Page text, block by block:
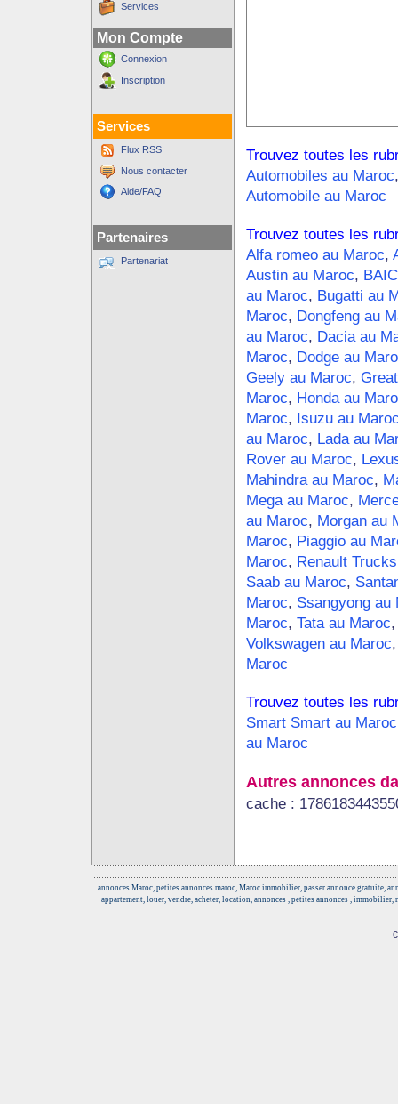
Services
Mon Compte
Connexion
Inscription
Services
Flux RSS
Nous contacter
Aide/FAQ
Partenaires
Partenariat
Trouvez toutes les
Automobiles au Maroc
Automobile au Maroc
Trouvez toutes les
Alfa romeo au Maroc,
Austin au Maroc,
au Maroc, Bugatti au
Maroc, Dongfeng au
au Maroc, Dacia au
Maroc, Dodge au
Geely au Maroc,
Maroc, Honda au
Maroc, Isuzu au
au Maroc, Lada au
Rover au Maroc,
Mahindra au Maroc,
Mega au Maroc,
au Maroc, Morgan au
Maroc, Piaggio au
Maroc, Renault
Saab au Maroc,
Maroc, Ssangyong au
Maroc, Tata au Maroc
Volkswagen au Maroc
Maroc
Trouvez toutes les
Smart Smart au Maroc
au Maroc
Autres annonces
cache :
annonces Maroc, petites annonces maroc, Maroc immobilier, passer annonce gratuite,
appartement, louer, vendre, acheter, location, annonces , petites annonces ,